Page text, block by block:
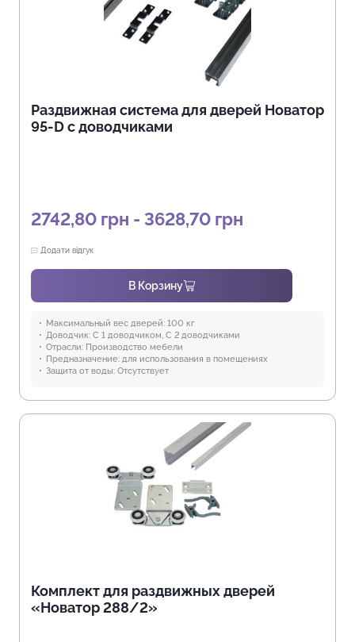
Раздвижная система для дверей Новатор
95-D с доводчиками
2742,80 грн - 3628,70 грн
Додати відгук
В Корзину
Максимальный вес дверей: 100 кг
Доводчик: С 1 доводчиком, С 2 доводчиками
Отрасли: Производство мебели
Предназначение: для использования в помещениях
Защита от воды: Отсутствует
Комплект для раздвижных дверей
«Новатор 288/2»